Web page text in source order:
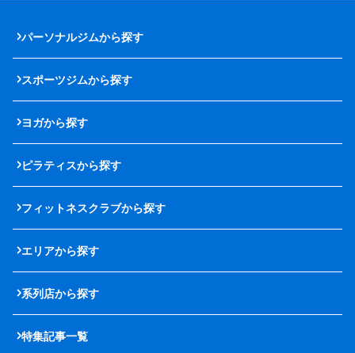
パーソナルジムから探す
スポーツジムから探す
ヨガから探す
ピラティスから探す
フィットネスクラブから探す
エリアから探す
系列店から探す
特集記事一覧